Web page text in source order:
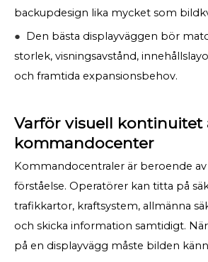
backupdesign lika mycket som
● Den bästa displayväggen bör
storlek, visningsavstånd,
och framtida expansionsbehov.
Varför visuell kontinuitet
kommandocenter
Kommandocentraler är beroende
förståelse. Operatörer kan titta på
trafikkartor, kraftsystem, allmänna
och skicka information samtidigt. När
på en displayvägg måste bilden